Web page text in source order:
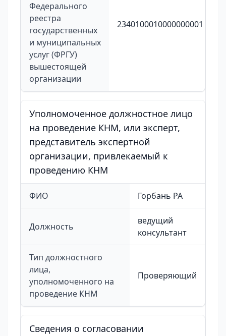
Федерального
реестра
государственных
и муниципальных
услуг (ФРГУ)
вышестоящей
организации
2340100010000000001
Уполномоченное должностное лицо
на проведение КНМ, или эксперт,
представитель экспертной
организации, привлекаемый к
проведению КНМ
ФИО Горбань РА
Должность
ведущий
консультант
Тип должностного
лица,
уполномоченного на
проведение КНМ
Проверяющий
Сведения о согласовании